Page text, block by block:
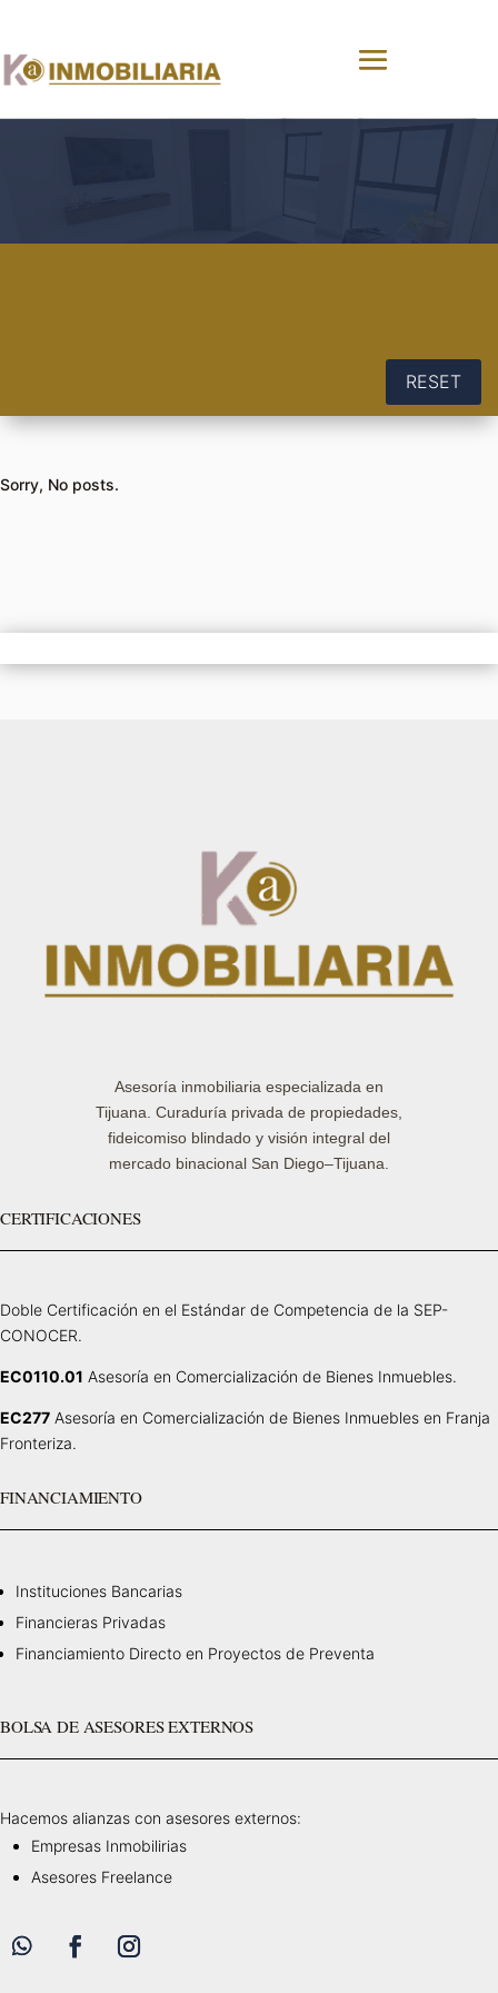
RESET
Sorry, No posts.
Asesoría inmobiliaria especializada en
Tijuana. Curaduría privada de propiedades,
fideicomiso blindado y visión integral del
mercado binacional San Diego–Tijuana.
CERTIFICACIONES
Doble Certificación en el Estándar de Competencia de la SEP-
CONOCER.
EC0110.01 Asesoría en Comercialización de Bienes Inmuebles.
EC277 Asesoría en Comercialización de Bienes Inmuebles en Franja
Fronteriza.
FINANCIAMIENTO
Instituciones Bancarias
Financieras Privadas
Financiamiento Directo en Proyectos de Preventa
BOLSA DE ASESORES EXTERNOS
Hacemos alianzas con asesores externos:
Empresas Inmobilirias
Asesores Freelance